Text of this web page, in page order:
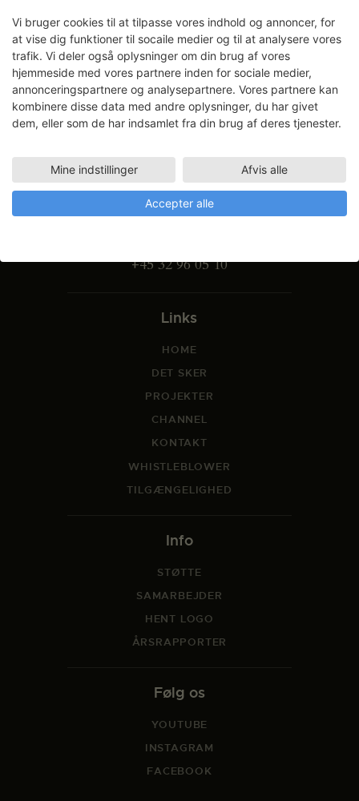
Gammel Dok Pakhus
Strandgade 27 B
1401 København K
+45 32 96 05 10
Links
HOME
DET SKER
PROJEKTER
CHANNEL
KONTAKT
WHISTLEBLOWER
TILGÆNGELIGHED
Info
STØTTE
SAMARBEJDER
HENT LOGO
ÅRSRAPPORTER
Følg os
YOUTUBE
INSTAGRAM
FACEBOOK
Vi bruger cookies til at tilpasse vores indhold og annoncer, for
at vise dig funktioner til socaile medier og til at analysere vores
trafik. Vi deler også oplysninger om din brug af vores
hjemmeside med vores partnere inden for sociale medier,
annonceringspartnere og analysepartnere. Vores partnere kan
kombinere disse data med andre oplysninger, du har givet
dem, eller som de har indsamlet fra din brug af deres tjenester.
Mine indstillinger Afvis alle
Accepter alle